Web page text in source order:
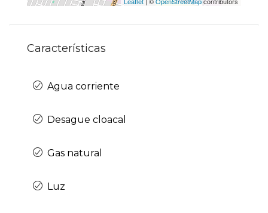
Características
Agua corriente
Desague cloacal
Gas natural
Luz